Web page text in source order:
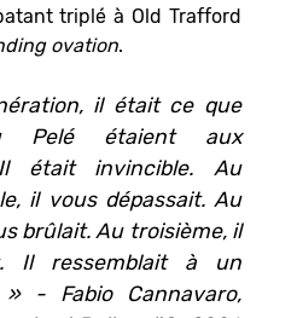
triplé à Old Trafford
ovation.
il était ce que
Pelé étaient aux
Il était invincible. Au
il vous dépassait. Au
brûlait. Au troisième, il
Il ressemblait à un
» - Fabio Cannavaro,